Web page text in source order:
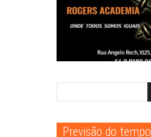
Previsão do tempo